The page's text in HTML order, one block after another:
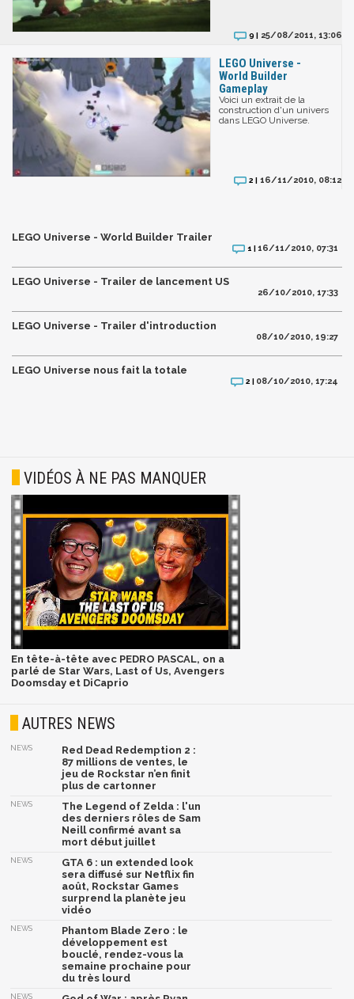
9 | 25/08/2011, 13:06
LEGO Universe -
World Builder
Gameplay
Voici un extrait de la
construction d'un univers
dans LEGO Universe.
2 | 16/11/2010, 08:12
LEGO Universe - World Builder Trailer
1 |16/11/2010, 07:31
LEGO Universe - Trailer de lancement US
26/10/2010, 17:33
LEGO Universe - Trailer d'introduction
08/10/2010, 19:27
LEGO Universe nous fait la totale
2 | 08/10/2010, 17:24
VIDÉOS À NE PAS MANQUER
En tête-à-tête avec PEDRO PASCAL, on a
parlé de Star Wars, Last of Us, Avengers
Doomsday et DiCaprio
AUTRES NEWS
NEWS
Red Dead Redemption 2 :
87 millions de ventes, le
jeu de Rockstar n’en finit
plus de cartonner
NEWS
The Legend of Zelda : l'un
des derniers rôles de Sam
Neill confirmé avant sa
mort début juillet
NEWS
GTA 6 : un extended look
sera diffusé sur Netflix fin
août, Rockstar Games
surprend la planète jeu
vidéo
NEWS
Phantom Blade Zero : le
développement est
bouclé, rendez-vous la
semaine prochaine pour
du très lourd
NEWS